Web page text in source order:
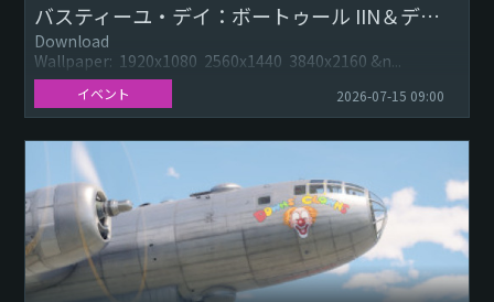
バスティーユ・デイ：ボートゥール IIN＆デカール
Download
Wallpaper: 1920x1080 2560x1440 3840x2160 &n...
イベント 2026-07-15 09:00